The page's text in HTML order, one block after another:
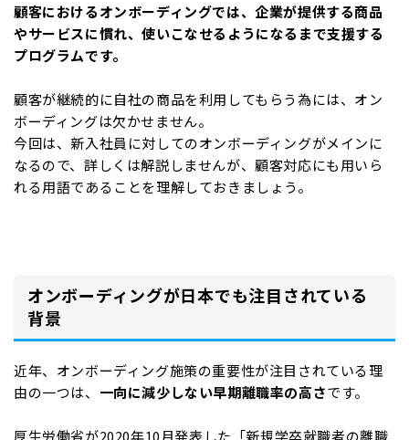
顧客におけるオンボーディングでは、企業が提供する商品
やサービスに慣れ、使いこなせるようになるまで支援する
プログラムです。
顧客が継続的に自社の商品を利用してもらう為には、オン
ボーディングは欠かせません。
今回は、新入社員に対してのオンボーディングがメインに
なるので、詳しくは解説しませんが、顧客対応にも用いら
れる用語であることを理解しておきましょう。
オンボーディングが日本でも注目されている
背景
近年、オンボーディング施策の重要性が注目されている理
由の一つは、 一向に減少しない早期離職率の高さです。
厚生労働省が2020年10月発表した「新規学卒就職者の離職